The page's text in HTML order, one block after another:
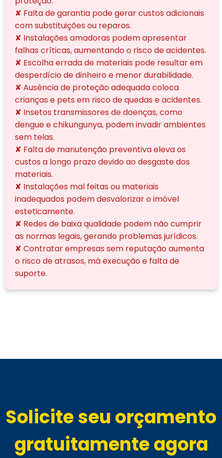
✘ Falta de garantia pode gerar custos adicionais
com substituições ou reparos.
✘ Instalações amadoras podem apresentar
falhas críticas, aumentando o risco de acidentes.
✘ Escolha errada de materiais pode resultar em
desperdício de dinheiro e menor durabilidade.
✘ Ausência de proteção adequada coloca
crianças e pets em risco de quedas e acidentes.
✘ Insetos transmissores de doenças, como
dengue e chikungunya, podem invadir ambientes
sem telas.
✘ Falta de manutenção preventiva eleva os
custos a longo prazo devido ao desgaste dos
materiais.
✘ Instalações mal feitas ou materiais
inadequados podem desvalorizar o imóvel
esteticamente.
✘ Redes de baixa qualidade podem não cumprir
as normas legais, gerando problemas jurídicos.
✘ Contratar empresas sem reputação aumenta
o risco de atrasos, má execução e falta de
suporte.
Solicite seu orçamento
gratuitamente agora